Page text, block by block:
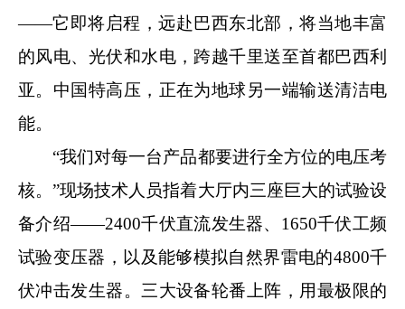
——它即将启程，远赴巴西东北部，将当地丰富
的风电、光伏和水电，跨越千里送至首都巴西利
亚。中国特高压，正在为地球另一端输送清洁电
能。
“我们对每一台产品都要进行全方位的电压考
核。”现场技术人员指着大厅内三座巨大的试验设
备介绍——2400千伏直流发生器、1650千伏工频
试验变压器，以及能够模拟自然界雷电的4800千
伏冲击发生器。三大设备轮番上阵，用最极限的